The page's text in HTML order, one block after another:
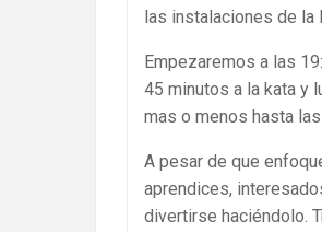
las instalaciones de la
Empezaremos a las
45 minutos a la kata y
mas o menos hasta
A pesar de que
aprendices,
divertirse haciéndolo.